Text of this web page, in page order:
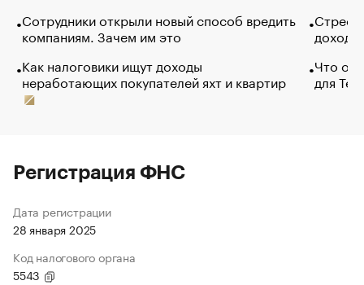
Сотрудники открыли новый способ вредить
компаниям. Зачем им это
Как налоговики ищут доходы
неработающих покупателей яхт и квартир
Что
для
Регистрация ФНС
Дата регистрации
28 января 2025
Код налогового органа
5543